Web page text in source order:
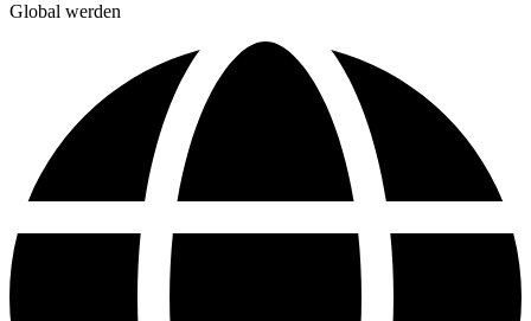
Global werden